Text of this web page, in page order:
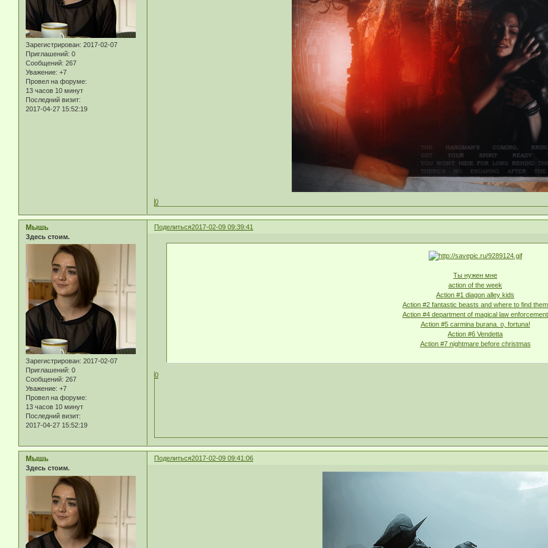
Зарегистрирован: 2017-02-07
Приглашений: 0
Сообщений: 267
Уважение: +7
Провел на форуме:
13 часов 10 минут
Последний визит:
2017-04-27 15:52:19
0
Поделиться2017-02-09 09:39:41
Мышь
Здесь стоим.
Зарегистрирован: 2017-02-07
Приглашений: 0
Сообщений: 267
Уважение: +7
Провел на форуме:
13 часов 10 минут
Последний визит:
2017-04-27 15:52:19
Ты нужен мне
action of the week
Action #1 diagon alley kids
Action #2 fantastic beasts and where to find them
Action #4 department of magical law enforcement
Action #5 carmina burana. o, fortuna!
Action #6 Vendetta
Action #7 nightmare before christmas
0
Поделиться2017-02-09 09:41:06
Мышь
Здесь стоим.